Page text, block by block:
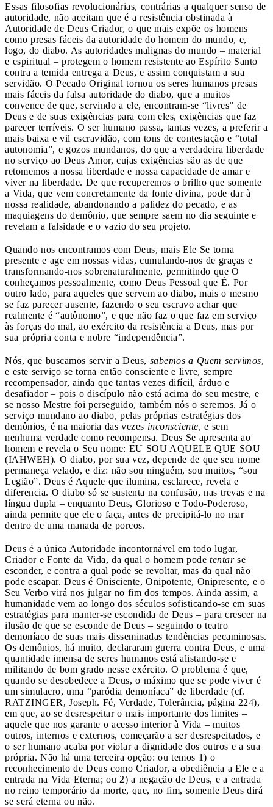
Essas filosofias revolucionárias, contrárias a qualquer senso de
autoridade, não aceitam que é a resistência obstinada à
Autoridade de Deus Criador, o que mais expõe os homens
como presas fáceis da autoridade do homem do mundo, e,
logo, do diabo. As autoridades malignas do mundo – material
e espiritual – protegem o homem resistente ao Espírito Santo
contra a temida entrega a Deus, e assim conquistam a sua
servidão. O Pecado Original tornou os seres humanos presas
mais fáceis da falsa autoridade do diabo, que a muitos
convence de que, servindo a ele, encontram-se “livres” de
Deus e de suas exigências para com eles, exigências que faz
parecer terríveis. O ser humano passa, tantas vezes, a preferir a
mais baixa e vil escravidão, com tons de contestação e “total
autonomia”, e gozos mundanos, do que a verdadeira liberdade
no serviço ao Deus Amor, cujas exigências são as de que
retomemos a nossa liberdade e nossa capacidade de amar e
viver na liberdade. De que recuperemos o brilho que somente
a Vida, que vem concretamente da fonte divina, pode dar à
nossa realidade, abandonando a palidez do pecado, e as
maquiagens do demônio, que sempre saem no dia seguinte e
revelam a falsidade e o vazio do seu projeto.
Quando nos encontramos com Deus, mais Ele Se torna
presente e age em nossas vidas, cumulando-nos de graças e
transformando-nos sobrenaturalmente, permitindo que O
conheçamos pessoalmente, como Deus Pessoal que É. Por
outro lado, para aqueles que servem ao diabo, mais o mesmo
se faz parecer ausente, fazendo o seu escravo achar que
realmente é “autônomo”, e que não faz o que faz em serviço
às forças do mal, ao exército da resistência a Deus, mas por
sua própria conta e nobre “independência”.
Nós, que buscamos servir a Deus, sabemos a Quem servimos,
e este serviço se torna então consciente e livre, sempre
recompensador, ainda que tantas vezes difícil, árduo e
desafiador – pois o discípulo não está acima do seu mestre, e
se nosso Mestre foi perseguido, também nós o seremos. Já o
serviço mundano ao diabo, pelas próprias estratégias dos
demônios, é na maioria das vezes inconsciente, e sem
nenhuma verdade como recompensa. Deus Se apresenta ao
homem e revela o Seu nome: EU SOU AQUELE QUE SOU
(IAHWEH). O diabo, por sua vez, depende de que seu nome
permaneça velado, e diz: não sou ninguém, sou muitos, “sou
Legião”. Deus é Aquele que ilumina, esclarece, revela e
diferencia. O diabo só se sustenta na confusão, nas trevas e na
língua dupla – enquanto Deus, Glorioso e Todo-Poderoso,
ainda permite que ele o faça, antes de precipitá-lo no mar
dentro de uma manada de porcos.
Deus é a única Autoridade incontornável em todo lugar,
Criador e Fonte da Vida, da qual o homem pode tentar se
esconder, e contra a qual pode se revoltar, mas da qual não
pode escapar. Deus é Onisciente, Onipotente, Onipresente, e o
Seu Verbo virá nos julgar no fim dos tempos. Ainda assim, a
humanidade vem ao longo dos séculos sofisticando-se em suas
estratégias para manter-se escondida de Deus – para crescer na
ilusão de que se esconde de Deus – seguindo o teatro
demoníaco de suas mais disseminadas tendências pecaminosas.
Os demônios, há muito, declararam guerra contra Deus, e uma
quantidade imensa de seres humanos está alistando-se e
militando de bom grado nesse exército. O problema é que,
quando se desobedece a Deus, o máximo que se pode viver é
um simulacro, uma “paródia demoníaca” de liberdade (cf.
RATZINGER, Joseph. Fé, Verdade, Tolerância, página 224),
em que, ao se desrespeitar o mais importante dos limites –
aquele que nos garante o acesso interior à Vida – muitos
outros, internos e externos, começarão a ser desrespeitados, e
o ser humano acaba por violar a dignidade dos outros e a sua
própria. Não há uma terceira opção: ou temos 1) o
reconhecimento de Deus como Criador, a obediência a Ele e a
entrada na Vida Eterna; ou 2) a negação de Deus, e a entrada
no reino temporário da morte, que, no fim, somente Deus dirá
se será eterna ou não.